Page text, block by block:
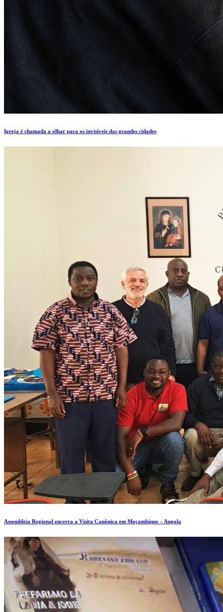
Igreja é chamada a olhar para os invisíveis das grandes cidades
Assembleia Regional encerra a Visita Canônica em Moçambique – Angola